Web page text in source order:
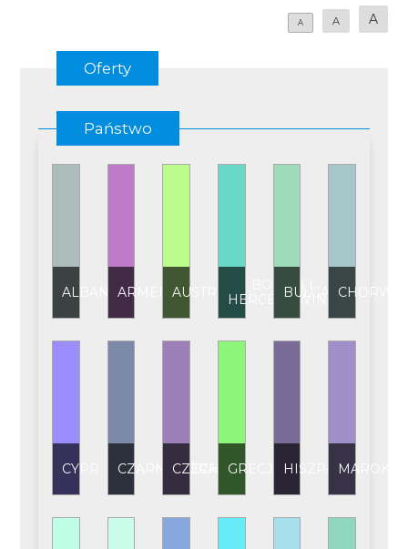
A A A
Oferty
Państwo
ALBANIAARMENIAAUSTRIA
BOŚNIA I
HERCEGOWINA
BUŁGARIA
CYPR CZARNOGÓRA
CZECHY GRECJA HISZPANIAMAROKO